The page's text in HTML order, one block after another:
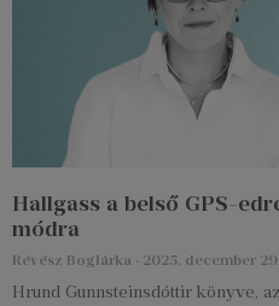
Hallgass a belső GPS-
módra
Révész Boglárka 2025. december 29.
Hrund Gunnsteinsdóttir könyve,